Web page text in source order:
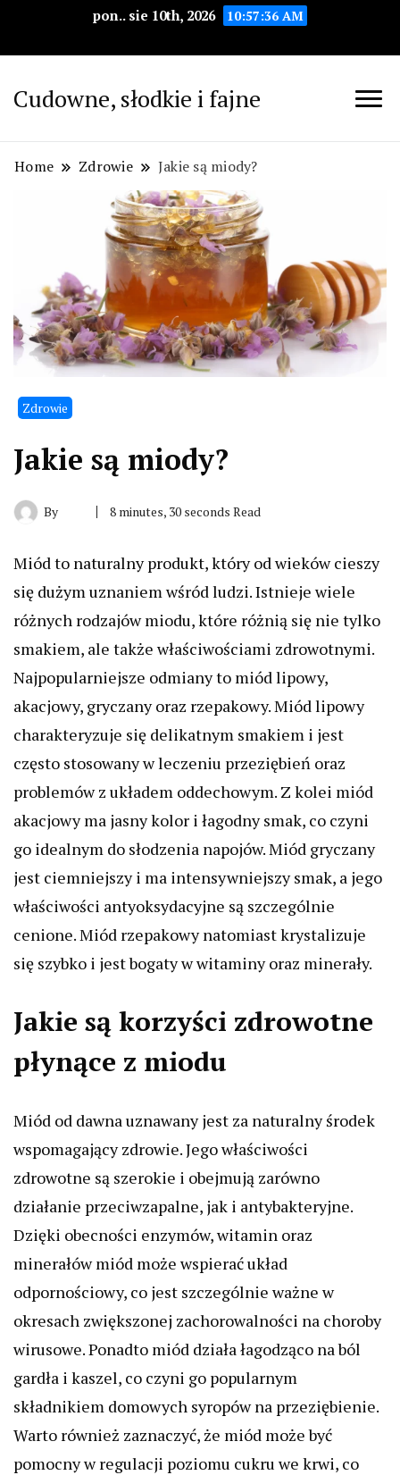
pon.. sie 10th, 2026 10:57:37 AM
Cudowne, słodkie i fajne
Home Zdrowie Jakie są miody?
Zdrowie
Jakie są miody?
By 8 minutes, 30 seconds Read
Miód to naturalny produkt, który od wieków cieszy
się dużym uznaniem wśród ludzi. Istnieje wiele
różnych rodzajów miodu, które różnią się nie tylko
smakiem, ale także właściwościami zdrowotnymi.
Najpopularniejsze odmiany to miód lipowy,
akacjowy, gryczany oraz rzepakowy. Miód lipowy
charakteryzuje się delikatnym smakiem i jest
często stosowany w leczeniu przeziębień oraz
problemów z układem oddechowym. Z kolei miód
akacjowy ma jasny kolor i łagodny smak, co czyni
go idealnym do słodzenia napojów. Miód gryczany
jest ciemniejszy i ma intensywniejszy smak, a jego
właściwości antyoksydacyjne są szczególnie
cenione. Miód rzepakowy natomiast krystalizuje
się szybko i jest bogaty w witaminy oraz minerały.
Jakie są korzyści zdrowotne
płynące z miodu
Miód od dawna uznawany jest za naturalny środek
wspomagający zdrowie. Jego właściwości
zdrowotne są szerokie i obejmują zarówno
działanie przeciwzapalne, jak i antybakteryjne.
Dzięki obecności enzymów, witamin oraz
minerałów miód może wspierać układ
odpornościowy, co jest szczególnie ważne w
okresach zwiększonej zachorowalności na choroby
wirusowe. Ponadto miód działa łagodząco na ból
gardła i kaszel, co czyni go popularnym
składnikiem domowych syropów na przeziębienie.
Warto również zaznaczyć, że miód może być
pomocny w regulacji poziomu cukru we krwi, co